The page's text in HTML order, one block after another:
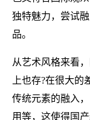
独特魅力，尝试
品。
从艺术风格来看
上也存?在很大
传统元素的融入
用等，这使得国